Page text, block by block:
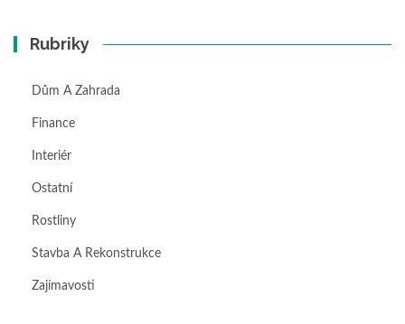
Rubriky
Dům A Zahrada
Finance
Interiér
Ostatní
Rostliny
Stavba A Rekonstrukce
Zajímavosti